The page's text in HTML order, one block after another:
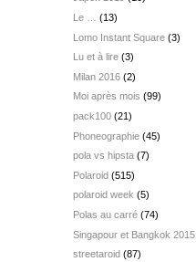
Le …
(13)
Lomo Instant Square (3)
Lu et à lire (3)
Milan 2016 (2)
Moi après mois (99)
pack100 (21)
Phoneographie (45)
pola vs hipsta (7)
Polaroid (515)
polaroid week (5)
Polas au carré (74)
Singapour et Bangkok 2015
streetaroid (87)